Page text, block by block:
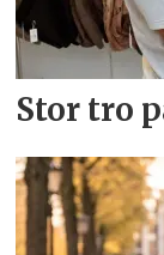
Stor tro